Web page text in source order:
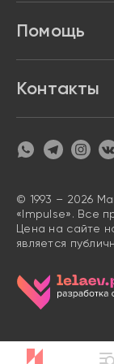
Акции и скидки
Возврат
Политика
Согласие на
Помощь
Карта сайта
Контакты
© 1993 – 2026
«Impulse». Все
Цена на сайте
является